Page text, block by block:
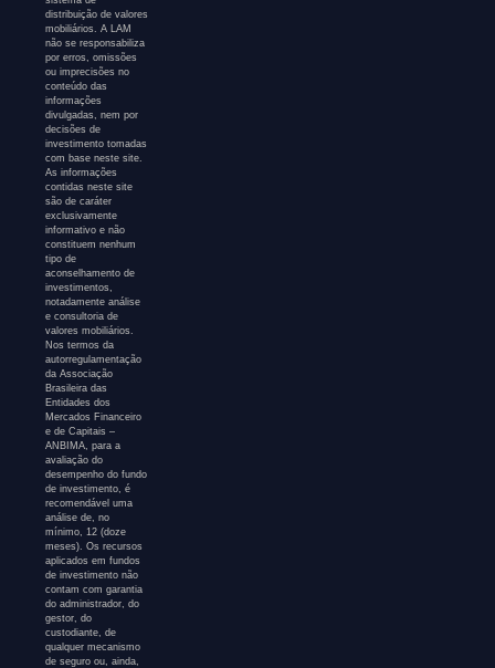
distribuição de valores
mobiliários. A LAM
não se responsabiliza
por erros, omissões
ou imprecisões no
conteúdo das
informações
divulgadas, nem por
decisões de
investimento tomadas
com base neste site.
As informações
contidas neste site
são de caráter
exclusivamente
informativo e não
constituem nenhum
tipo de
aconselhamento de
investimentos,
notadamente análise
e consultoria de
valores mobiliários.
Nos termos da
autorregulamentação
da Associação
Brasileira das
Entidades dos
Mercados Financeiro
e de Capitais –
ANBIMA, para a
avaliação do
desempenho do fundo
de investimento, é
recomendável uma
análise de, no
mínimo, 12 (doze
meses). Os recursos
aplicados em fundos
de investimento não
contam com garantia
do administrador, do
gestor, do
custodiante, de
qualquer mecanismo
de seguro ou, ainda,